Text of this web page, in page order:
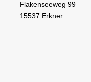
Flakenseeweg 99
15537 Erkner